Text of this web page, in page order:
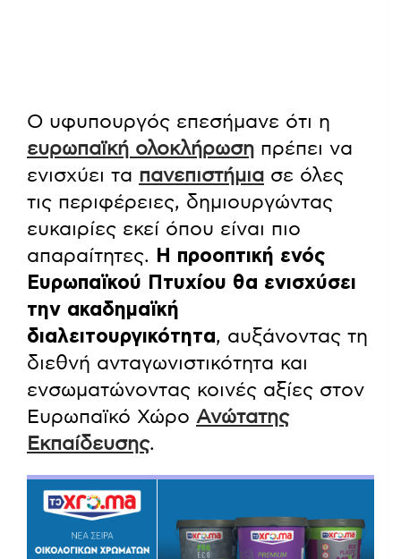
Ο υφυπουργός επεσήμανε ότι η
ευρωπαϊκή ολοκλήρωση πρέπει να
ενισχύει τα πανεπιστήμια σε όλες
τις περιφέρειες, δημιουργώντας
ευκαιρίες εκεί όπου είναι πιο
απαραίτητες.
Η προοπτική ενός
Ευρωπαϊκού Πτυχίου θα ενισχύσει
την ακαδημαϊκή
διαλειτουργικότητα, αυξάνοντας τη
διεθνή ανταγωνιστικότητα και
ενσωματώνοντας κοινές αξίες στον
Ευρωπαϊκό Χώρο Ανώτατης
Εκπαίδευσης.